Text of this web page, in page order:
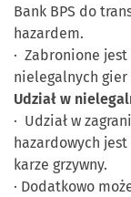
Bank BPS do
hazardem.
· Zabronione
nielegalnych gier
Udział w
· Udział w
hazardowych
karze grzywny.
· Dodatkowo